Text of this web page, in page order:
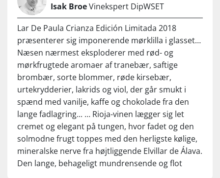
Isak BroeVinekspert DipWSET
Lar De Paula Crianza Edición Limitada 2018
præsenterer sig imponerende mørklilla i glasset…
Næsen nærmest eksploderer med rød- og
mørkfrugtede aromaer af tranebær, saftige
brombær, sorte blommer, røde kirsebær,
urtekrydderier, lakrids og viol, der går smukt i
spænd med vanilje, kaffe og chokolade fra den
lange fadlagring... … Rioja-vinen lægger sig let
cremet og elegant på tungen, hvor fadet og den
solmodne frugt toppes med den herligste kølige,
mineralske nerve fra højtliggende Elvillar de Álava.
Den lange, behageligt mundrensende og flot